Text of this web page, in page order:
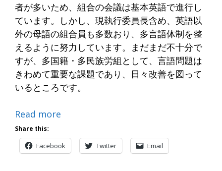
者が多いため、組合の会議は基本英語で進行し
ています。しかし、現執行委員長含め、英語以
外の母語の組合員も多数おり、多言語体制を整
えるように努力しています。まだまだ不十分で
すが、多国籍・多民族労組として、言語問題は
きわめて重要な課題であり、日々改善を図って
いるところです。
Read more
Share this:
Facebook Twitter Email